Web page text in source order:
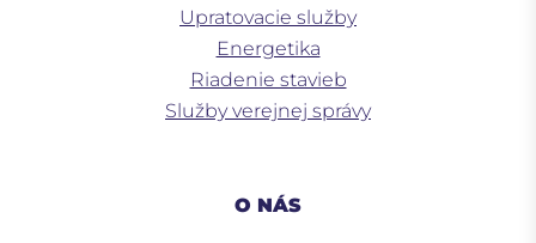
Upratovacie služby
Energetika
Riadenie stavieb
Služby verejnej správy
O NÁS